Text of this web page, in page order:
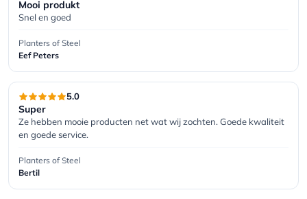
Mooi produkt
Snel en goed
Planters of Steel
Eef Peters
5.0
Super
Ze hebben mooie producten net wat wij zochten. Goede kwaliteit
en goede service.
Planters of Steel
Bertil